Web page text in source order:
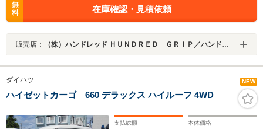
無
料
在庫確認・見積依頼
販売店： （株）ハンドレッド ＨＵＮＤＲＥＤ ＧＲＩＰ／ハンドレッドグリップ
ダイハツ NEW
ハイゼットカーゴ 660 デラックス ハイルーフ 4WD
支払総額 本体価格